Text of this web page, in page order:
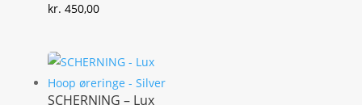
kr. 450,00
SCHERNING – Lux